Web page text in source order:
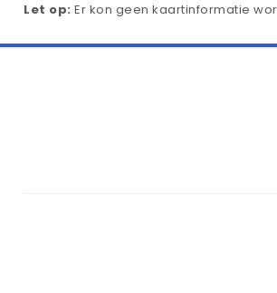
Let op: Er kon geen kaartinformatie